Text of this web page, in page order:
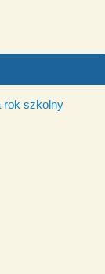
rok szkolny